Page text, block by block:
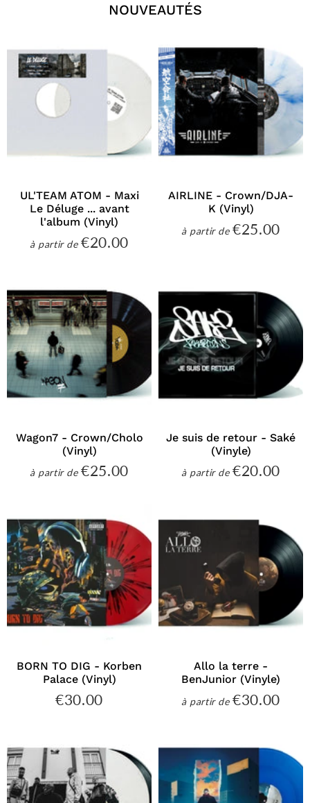
NOUVEAUTÉS
UL'TEAM ATOM - Maxi
Le Déluge ... avant
l'album (Vinyl)
à partir dePrix
€20.00
AIRLINE - Crown/DJA-
K (Vinyl)
à partir dePrix
€25.00
Wagon7 - Crown/Cholo
(Vinyl)
à partir dePrix
€25.00
Je suis de retour - Saké
(Vinyle)
à partir dePrix
€20.00
BORN TO DIG - Korben
Palace (Vinyl)
Prix
€30.00
Allo la terre -
BenJunior (Vinyle)
à partir dePrix
€30.00